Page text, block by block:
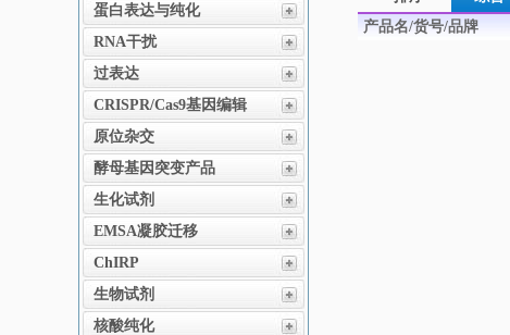
蛋白表达与纯化
RNA干扰
过表达
CRISPR/Cas9基因编辑
原位杂交
酵母基因突变产品
生化试剂
EMSA凝胶迁移
ChIRP
生物试剂
核酸纯化
产品名/货号/品牌